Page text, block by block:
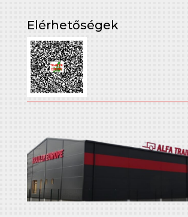
Elérhetőségek